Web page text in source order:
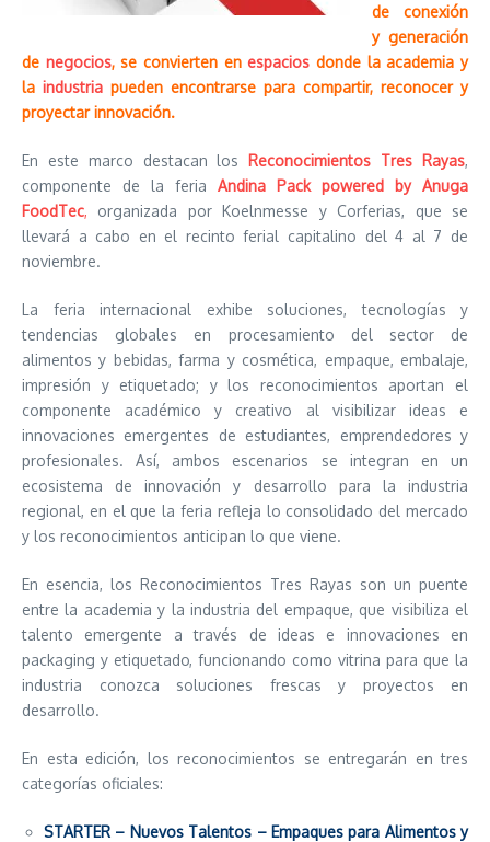
de conexión
y generación
de negocios, se convierten enespacios donde la academia y
la industria pueden encontrarse para compartir, reconocer y
proyectar innovación.
En este marco destacan los Reconocimientos Tres Rayas,
componente de la feria Andina Pack powered by Anuga
FoodTec, organizada por Koelnmesse y Corferias, que se
llevará a cabo en el recinto ferial capitalino del 4 al 7 de
noviembre.
La feria internacional exhibe soluciones, tecnologías y
tendencias globales en procesamiento del sector de
alimentos y bebidas, farma y cosmética, empaque, embalaje,
impresión y etiquetado; y los reconocimientos aportan el
componente académico y creativo al visibilizar ideas e
innovaciones emergentes de estudiantes, emprendedores y
profesionales. Así, ambos escenarios se integran en un
ecosistema de innovación y desarrollo para la industria
regional, en el que la feria refleja lo consolidado del mercado
y los reconocimientos anticipan lo que viene.
En esencia, los Reconocimientos Tres Rayas son un puente
entre la academia y la industria del empaque, que visibiliza el
talento emergente a través de ideas e innovaciones en
packaging y etiquetado, funcionando como vitrina para que la
industria conozca soluciones frescas y proyectos en
desarrollo.
En esta edición, los reconocimientos se entregarán en tres
categorías oficiales:
STARTER – Nuevos Talentos – Empaques para Alimentos y